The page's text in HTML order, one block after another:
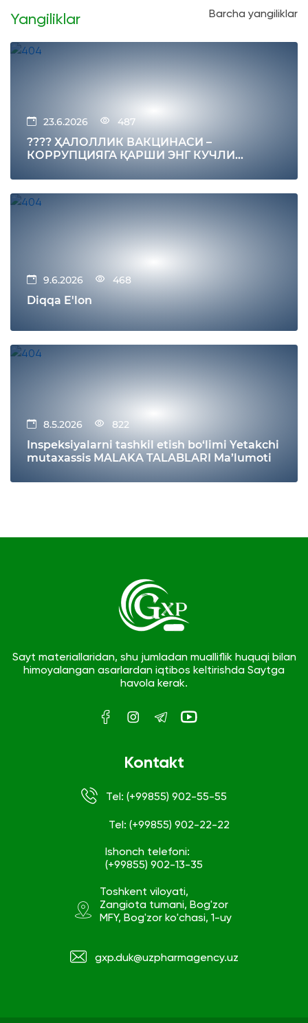
Yangiliklar Barcha yangiliklar
23.6.2026 487
???? ҲАЛОЛЛИК ВАКЦИНАСИ –
КОРРУПЦИЯГА ҚАРШИ ЭНГ КУЧЛИ
9.6.2026 468
Diqqa E'lon
8.5.2026 822
Inspeksiyalarni tashkil etish bo‘limi Yetakchi
mutaxassis MALAKA TALABLARI Ma’lumoti
Sayt materiallaridan, shu jumladan mualliflik huquqi bilan
himoyalangan asarlardan iqtibos keltirishda Saytga
havola kerak.
Kontakt
Tel: (+99855) 902-55-55
Tel: (+99855) 902-22-22
Ishonch telefoni:
(+99855) 902-13-35
Toshkent viloyati,
Zangiota tumani, Bog'zor
MFY, Bog'zor ko'chasi, 1-uy
gxp.duk@uzpharmagency.uz